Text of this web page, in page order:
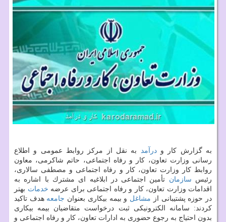
به گزارش كار ودرآمد به نقل از مركز روابط عمومی و اطلاع
رسانی وزارت تعاون، كار و رفاه اجتماعی، حاتم شاكرمی، معاون
روابط كار وزارت تعاون، كار و رفاه اجتماعی و مصطفی سالاری،
رئیس سازمان تأمین اجتماعی در ابلاغیه ای مشترك با اشاره به
اقدامات وزارت تعاون، كار و رفاه اجتماعی برای عرضه خدمات بهتر
در حوزه پشتیبانی از مشاغل و بیمه بیكاری بعنوان جامعه هدف تاكید
كردند: سامانه الكترونیكی ثبت درخواست متقاضیان بیمه بیكاری
بدون احتیاج به رجوع حضوری به ادارات تعاون، كار و رفاه اجتماعی و